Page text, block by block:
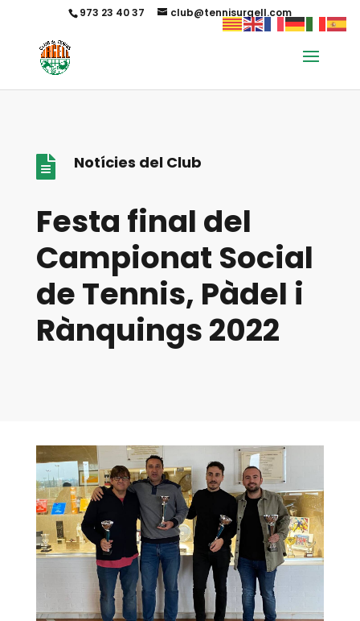
973 23 40 37 club@tennisurgell.com
 Notícies del Club
Festa final del
Campionat Social
de Tennis, Pàdel i
Rànquings 2022